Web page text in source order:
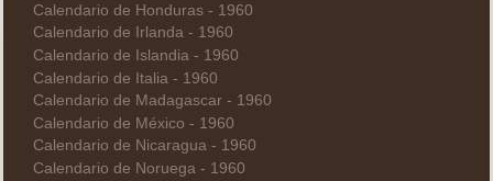
Calendario de Honduras - 1960
Calendario de Irlanda - 1960
Calendario de Islandia - 1960
Calendario de Italia - 1960
Calendario de Madagascar - 1960
Calendario de México - 1960
Calendario de Nicaragua - 1960
Calendario de Noruega - 1960